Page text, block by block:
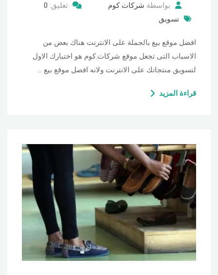
بواسطة شركات كوم تعليق: 0
تسويق
افضل موقع بيع بالجملة على الانترنت هناك بعض من
الاسباب التى تجعل موقع شركات.كوم هو اختيارك الاول
لتسويق منتجاتك على الانترنت ولانه افضل موقع بيع …
قراءة المزيد